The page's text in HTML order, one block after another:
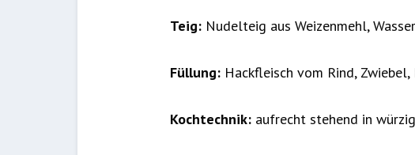
Teig:Nudelteig aus Weizenmehl,
Füllung: Hackfleisch vom Rind, Zwiebel,
Kochtechnik:aufrecht stehend in